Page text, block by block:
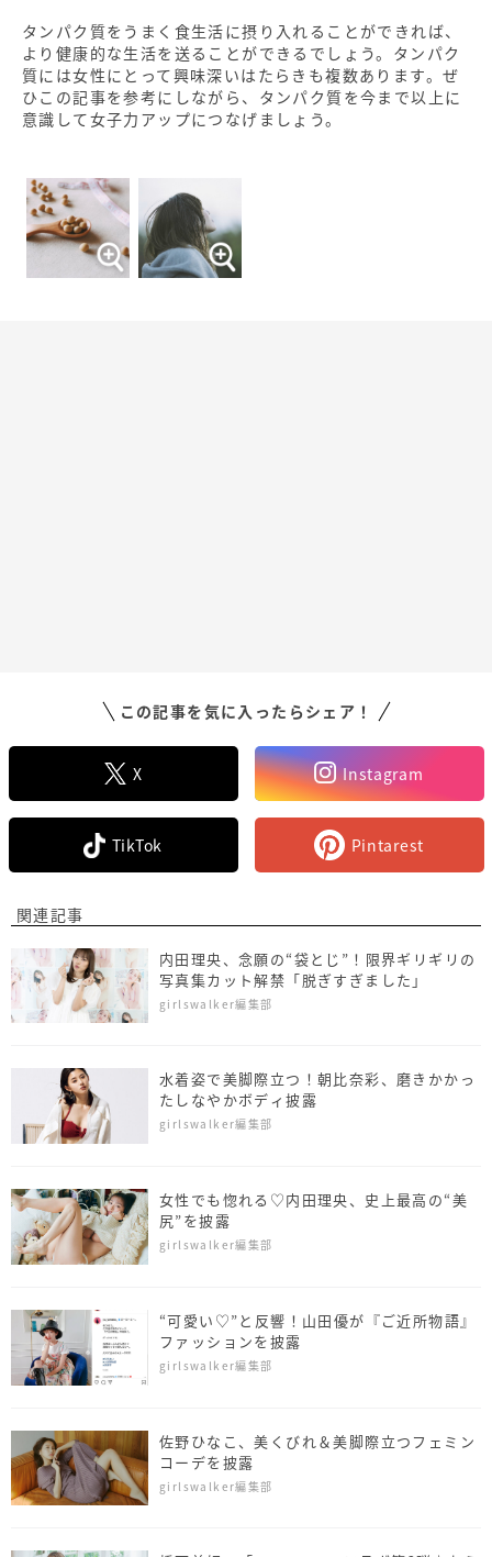
タンパク質をうまく食生活に摂り入れることができれば、
より健康的な生活を送ることができるでしょう。タンパク
質には女性にとって興味深いはたらきも複数あります。ぜ
ひこの記事を参考にしながら、タンパク質を今まで以上に
意識して女子力アップにつなげましょう。
この記事を気に入ったらシェア！
X Instagram
TikTok Pintarest
関連記事
内⽥理央、念願の“袋とじ”！限界ギリギリの
写真集カット解禁「脱ぎすぎました」
girlswalker編集部
水着姿で美脚際立つ！朝比奈彩、磨きかかっ
たしなやかボディ披露
girlswalker編集部
女性でも惚れる♡内田理央、史上最高の“美
尻”を披露
girlswalker編集部
“可愛い♡”と反響！山田優が『ご近所物語』
ファッションを披露
girlswalker編集部
佐野ひなこ、美くびれ＆美脚際立つフェミン
コーデを披露
girlswalker編集部